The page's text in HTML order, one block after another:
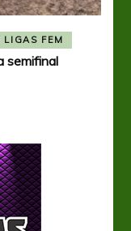
LIGAS FEM
semifinal